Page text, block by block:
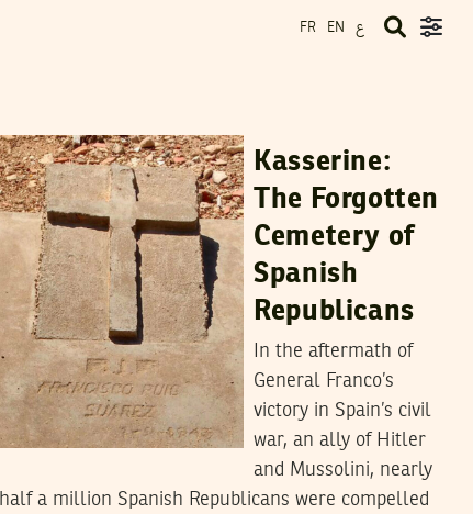
FR EN ع
Kasserine:
The Forgotten
Cemetery of
Spanish
Republicans
In the aftermath of
General Franco’s
victory in Spain’s civil
war, an ally of Hitler
and Mussolini, nearly
half a million Spanish Republicans were compelled